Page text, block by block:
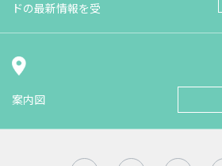
ドの最新情報を受
案内図